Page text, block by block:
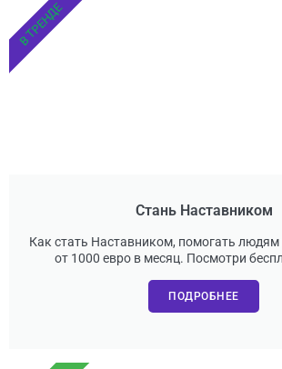
Стань Наставником
Как стать Наставником, помогать
от 1000 евро в месяц. Посмотри
ПОДРОБНЕЕ
В ТРЕНДЕ